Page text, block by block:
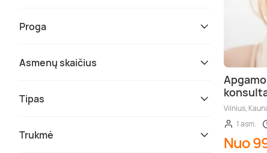
Proga
Asmenų skaičius
Tipas
Trukmė
Vilnius,
1 asm.
Nuo